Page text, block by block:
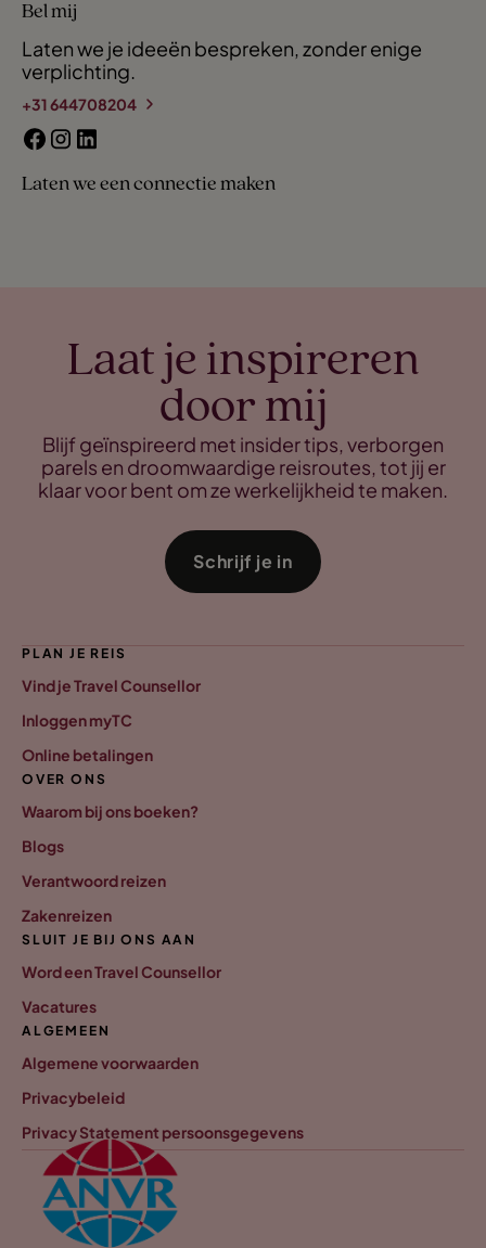
Bel mij
Laten we je ideeën bespreken, zonder enige
verplichting.
+31 644708204
Laten we een connectie maken
Laat je inspireren
door mij
Blijf geïnspireerd met insider tips, verborgen
parels en droomwaardige reisroutes, tot jij er
klaar voor bent om ze werkelijkheid te maken.
Schrijf je in
PLAN JE REIS
Vind je Travel Counsellor
Inloggen myTC
Online betalingen
OVER ONS
Waarom bij ons boeken?
Blogs
Verantwoord reizen
Zakenreizen
SLUIT JE BIJ ONS AAN
Word een Travel Counsellor
Vacatures
ALGEMEEN
Algemene voorwaarden
Privacybeleid
Privacy Statement persoonsgegevens